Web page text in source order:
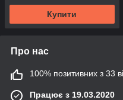
Купити
Про нас
100% позитивних з 33
Працює з 19.03.2020